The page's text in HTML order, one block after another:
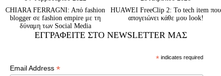
CHIARA FERRAGNI: Aπό fashion
blogger σε fashion empire με τη
δύναμη των Social Media
HUAWEI FreeClip 2: Το tech item που
απογειώνει κάθε μου look!
ΕΓΓΡΑΦΕΊΤΕ ΣΤΟ NEWSLETTER ΜΑΣ
*indicates required
Email Address *